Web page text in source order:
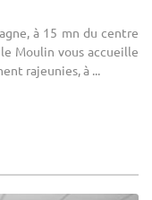
à 15 mn du centre
Moulin vous accueille
rajeunies, à ...